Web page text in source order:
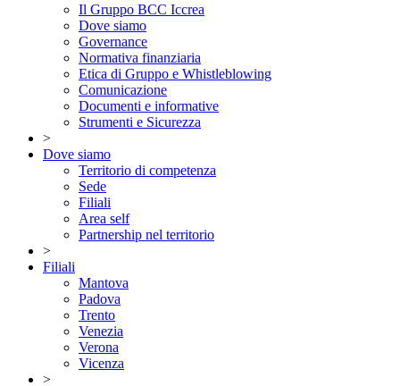
Il Gruppo BCC Iccrea
Dove siamo
Governance
Normativa finanziaria
Etica di Gruppo e Whistleblowing
Comunicazione
Documenti e informative
Strumenti e Sicurezza
>
Dove siamo
Territorio di competenza
Sede
Filiali
Area self
Partnership nel territorio
>
Filiali
Mantova
Padova
Trento
Venezia
Verona
Vicenza
>